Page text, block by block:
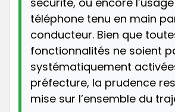
téléphone tenu en main
conducteur. Bien que
fonctionnalités ne soient
systématiquement
préfecture, la prudence
mise sur l’ensemble du